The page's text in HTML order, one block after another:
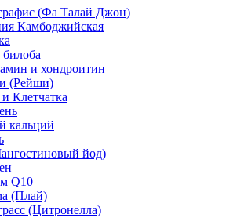
(Фа Талай Джон)
Камбоджийская
и хондроитин
(Рейши)
Клетчатка
кальций
йод)
Q10
(Плай)
(Цитронелла)